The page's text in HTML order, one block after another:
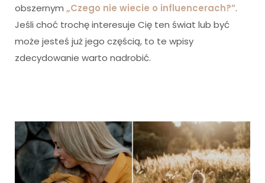
obszernym „Czego nie wiecie o influencerach?”.
Jeśli choć trochę interesuje Cię ten świat lub być
może jesteś już jego częścią, to te wpisy
zdecydowanie warto nadrobić.